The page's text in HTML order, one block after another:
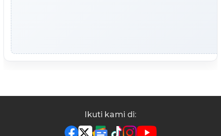
Ikuti kami di: